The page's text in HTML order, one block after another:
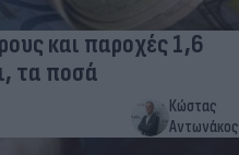
και παροχές 1,6
τα ποσά
Κώστας
Αντωνάκος